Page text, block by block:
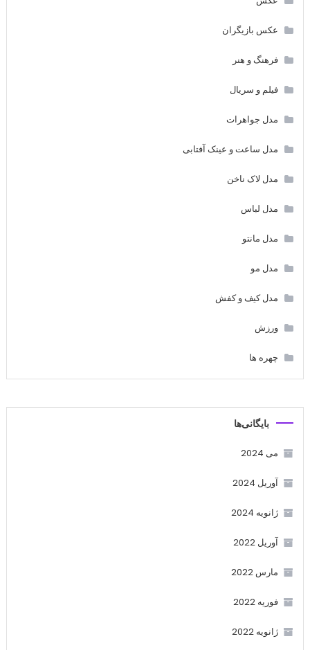
عکس بازیگران
فرهنگ و هنر
فیلم و سریال
مدل جواهرات
مدل ساعت و عینک آفتابی
مدل لاک ناخن
مدل لباس
مدل مانتو
مدل مو
مدل کیف و کفش
ورزش
چهره ها
بایگانی‌ها
می 2024
آوریل 2024
ژانویه 2024
آوریل 2022
مارس 2022
فوریه 2022
ژانویه 2022